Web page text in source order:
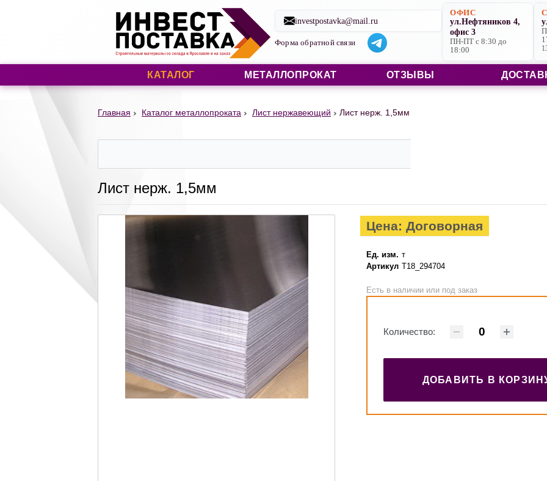
Строительные материалы со склада в Ярославле и на заказ
investpostavka@mail.ru
Форма обратной связи
ОФИС
ул.Нефтяников 4,
офис 3
ПН-ПТ с 8:30 до
18:00
КАТАЛОГ МЕТАЛЛОПРОКАТ ОТЗЫВЫ
Главная Каталог металлопроката Лист нержавеющий Лист нерж. 1,5мм
Лист нерж. 1,5мм
Цена: Договорная
Ед. изм. т
Артикул Т18_294704
Есть в наличии или под заказ
Количество:
ДОБАВИТЬ В